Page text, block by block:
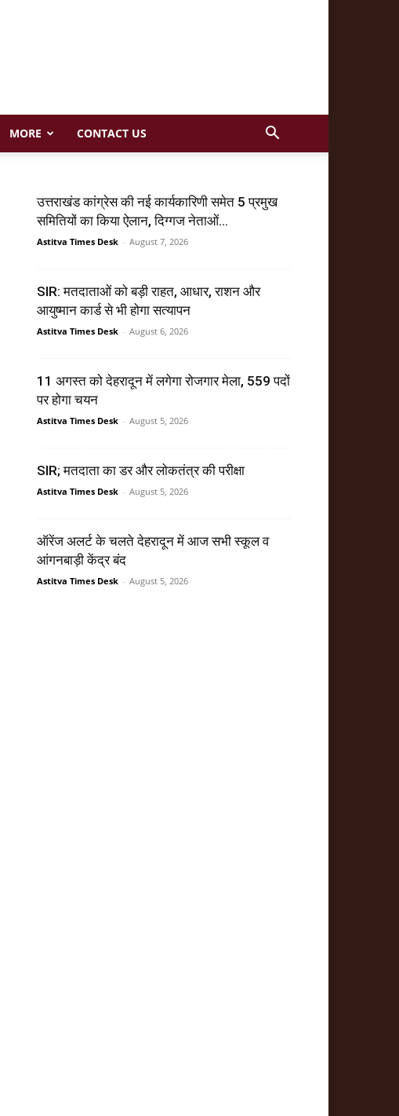
MORE CONTACT US
उत्तराखंड कांग्रेस की नई कार्यकारिणी समेत 5 प्रमुख
समितियों का किया ऐलान, दिग्गज नेताओं...
Astitva Times Desk - August 7, 2026
SIR: मतदाताओं को बड़ी राहत, आधार, राशन और
आयुष्मान कार्ड से भी होगा सत्यापन
Astitva Times Desk - August 6, 2026
11 अगस्त को देहरादून में लगेगा रोजगार मेला, 559 पदों
पर होगा चयन
Astitva Times Desk - August 5, 2026
SIR; मतदाता का डर और लोकतंत्र की परीक्षा
Astitva Times Desk - August 5, 2026
ऑरेंज अलर्ट के चलते देहरादून में आज सभी स्कूल व
आंगनबाड़ी केंद्र बंद
Astitva Times Desk - August 5, 2026